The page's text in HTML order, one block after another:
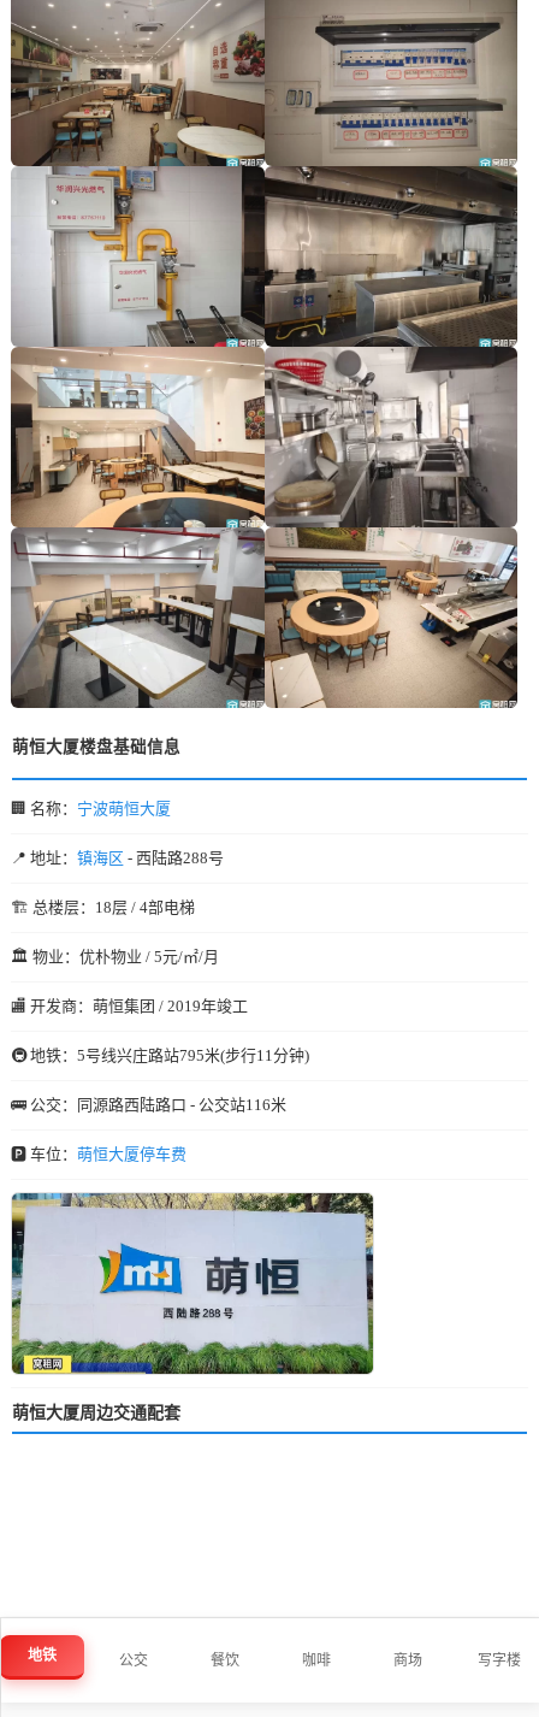
萌恒大厦楼盘基础信息
🏢 名称： 宁波萌恒大厦
📍 地址： 镇海区 - 西陆路288号
🏗️ 总楼层：18层 / 4部电梯
🏛️ 物业：优朴物业 / 5元/㎡/月
🏬 开发商：萌恒集团 / 2019年竣工
🚇 地铁：5号线兴庄路站795米(步行11分钟)
🚌 公交：同源路西陆路口 - 公交站116米
🅿️ 车位： 萌恒大厦停车费
萌恒大厦周边交通配套
地铁 公交 餐饮 咖啡 商场 写字楼